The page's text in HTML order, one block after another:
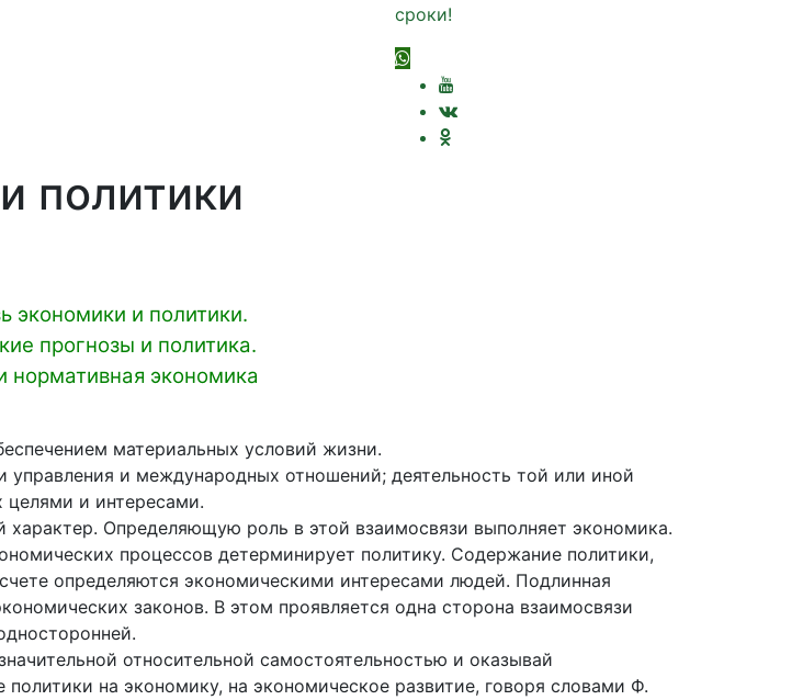
сроки!
политики
экономики и политики.
прогнозы и политика.
нормативная экономика
материальных условий жизни.
и международных отношений; деятельность той или иной
целями и интересами.
Определяющую роль в этой взаимосвязи выполняет экономика.
процессов детерминирует политику. Содержание политики,
определяются экономическими интересами людей. Подлинная
законов. В этом проявляется одна сторона взаимосвязи
относительной самостоятельностью и оказывай
на экономику, на экономическое развитие, говоря словами Ф.